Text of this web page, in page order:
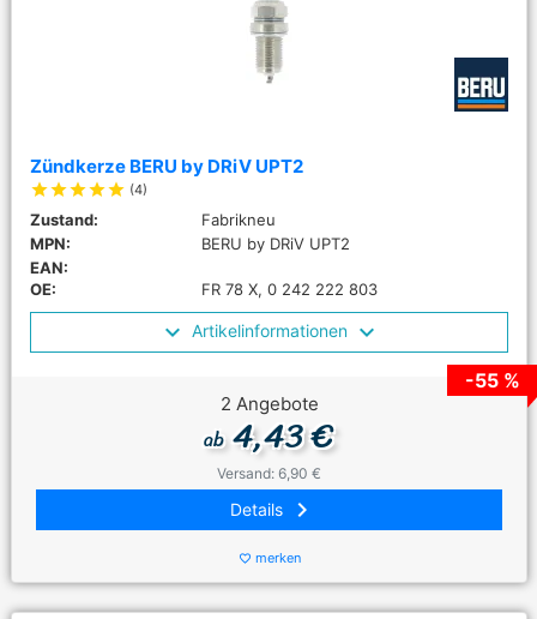
Zündkerze BERU by DRiV UPT2
starstarstarstarstar (4)
Zustand:
Fabrikneu
MPN:
BERU by DRiV UPT2
EAN:
OE:
FR 78 X, 0 242 222 803
Artikelinformationen
-55 %
2 Angebote
ab4,43 €
Versand: 6,90 €
Details keyboard_arrow_right
favorite_border merken